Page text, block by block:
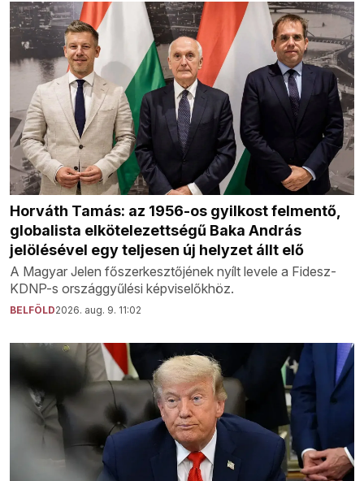
Horváth Tamás: az 1956-os gyilkost felmentő,
globalista elkötelezettségű Baka András
jelölésével egy teljesen új helyzet állt elő
A Magyar Jelen főszerkesztőjének nyílt levele a Fidesz-
KDNP-s országgyűlési képviselőkhöz.
BELFÖLD2026. aug. 9. 11:02